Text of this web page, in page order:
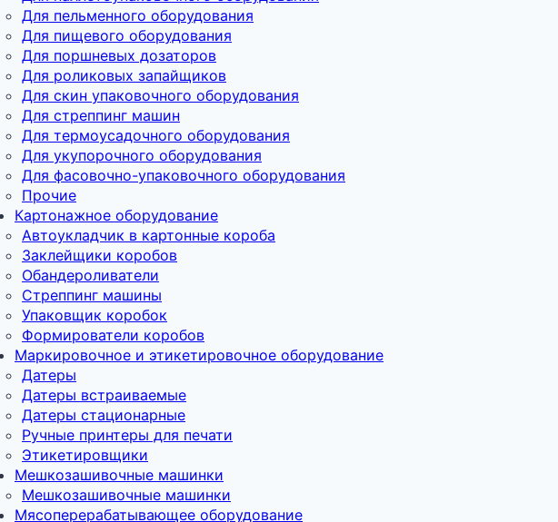
Для пельменного оборудования
Для пищевого оборудования
Для поршневых дозаторов
Для роликовых запайщиков
Для скин упаковочного оборудования
Для стреппинг машин
Для термоусадочного оборудования
Для укупорочного оборудования
Для фасовочно-упаковочного оборудования
Прочие
Картонажное оборудование
Автоукладчик в картонные короба
Заклейщики коробов
Обандероливатели
Стреппинг машины
Упаковщик коробок
Формирователи коробов
Маркировочное и этикетировочное оборудование
Датеры
Датеры встраиваемые
Датеры стационарные
Ручные принтеры для печати
Этикетировщики
Мешкозашивочные машинки
Мешкозашивочные машинки
Мясоперерабатывающее оборудование